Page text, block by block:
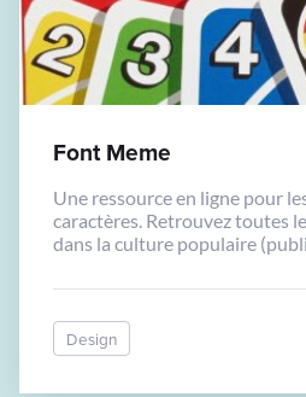
Font Meme
Une ressource en ligne pour
caractères. Retrouvez toutes
dans la culture populaire
Design